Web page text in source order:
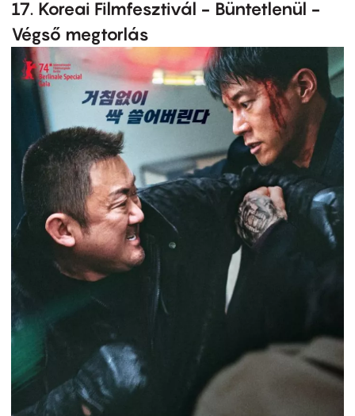
17. Koreai Filmfesztivál - Büntetlenül -
Végső megtorlás